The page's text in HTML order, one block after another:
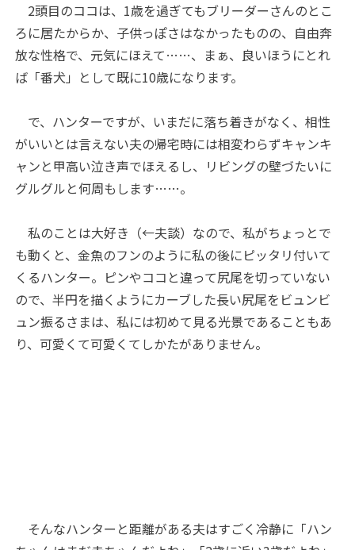
2頭目のココは、1歳を過ぎてもブリーダーさんのとこ
ろに居たからか、子供っぽさはなかったものの、自由奔
放な性格で、元気にほえて……、まぁ、良いほうにとれ
ば「番犬」として既に10歳になります。
 で、ハンターですが、いまだに落ち着きがなく、相性
がいいとは言えない夫の帰宅時には相変わらずキャンキ
ャンと甲高い泣き声でほえるし、リビングの壁づたいに
グルグルと何周もします……。
私のことは大好き（←夫談）なので、私がちょっとで
も動くと、金魚のフンのように私の後にピッタリ付いて
くるハンター。ピンやココと違って尻尾を切っていない
ので、半円を描くようにカーブした長い尻尾をビュンビ
ュン振るさまは、私には初めて見る光景であることもあ
り、可愛くて可愛くてしかたがありません。
 そんなハンターと距離がある夫はすごく冷静に「ハン